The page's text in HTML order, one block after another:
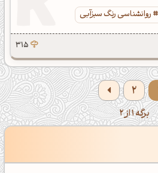
روانشناسی رنگ سبزآبی
315
2
برگه 1 از 2